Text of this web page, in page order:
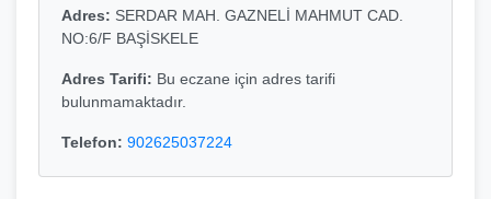
Adres: SERDAR MAH. GAZNELİ MAHMUT CAD.
NO:6/F BAŞİSKELE
Adres Tarifi: Bu eczane için adres tarifi
bulunmamaktadır.
Telefon: 902625037224